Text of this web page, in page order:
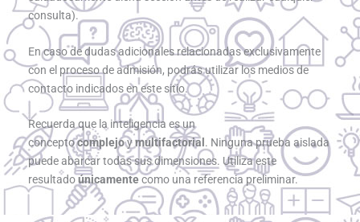
consulta).
En caso de dudas adicionales relacionadas exclusivamente
con el proceso de admisión, podrás utilizar los medios de
contacto indicados en este sitio.
Recuerda que la inteligencia es un
conceptocomplejoymultifactorial . Ninguna prueba aislada
puede abarcar todas sus dimensiones. Utiliza este
resultadoúnicamentecomo una referencia preliminar.